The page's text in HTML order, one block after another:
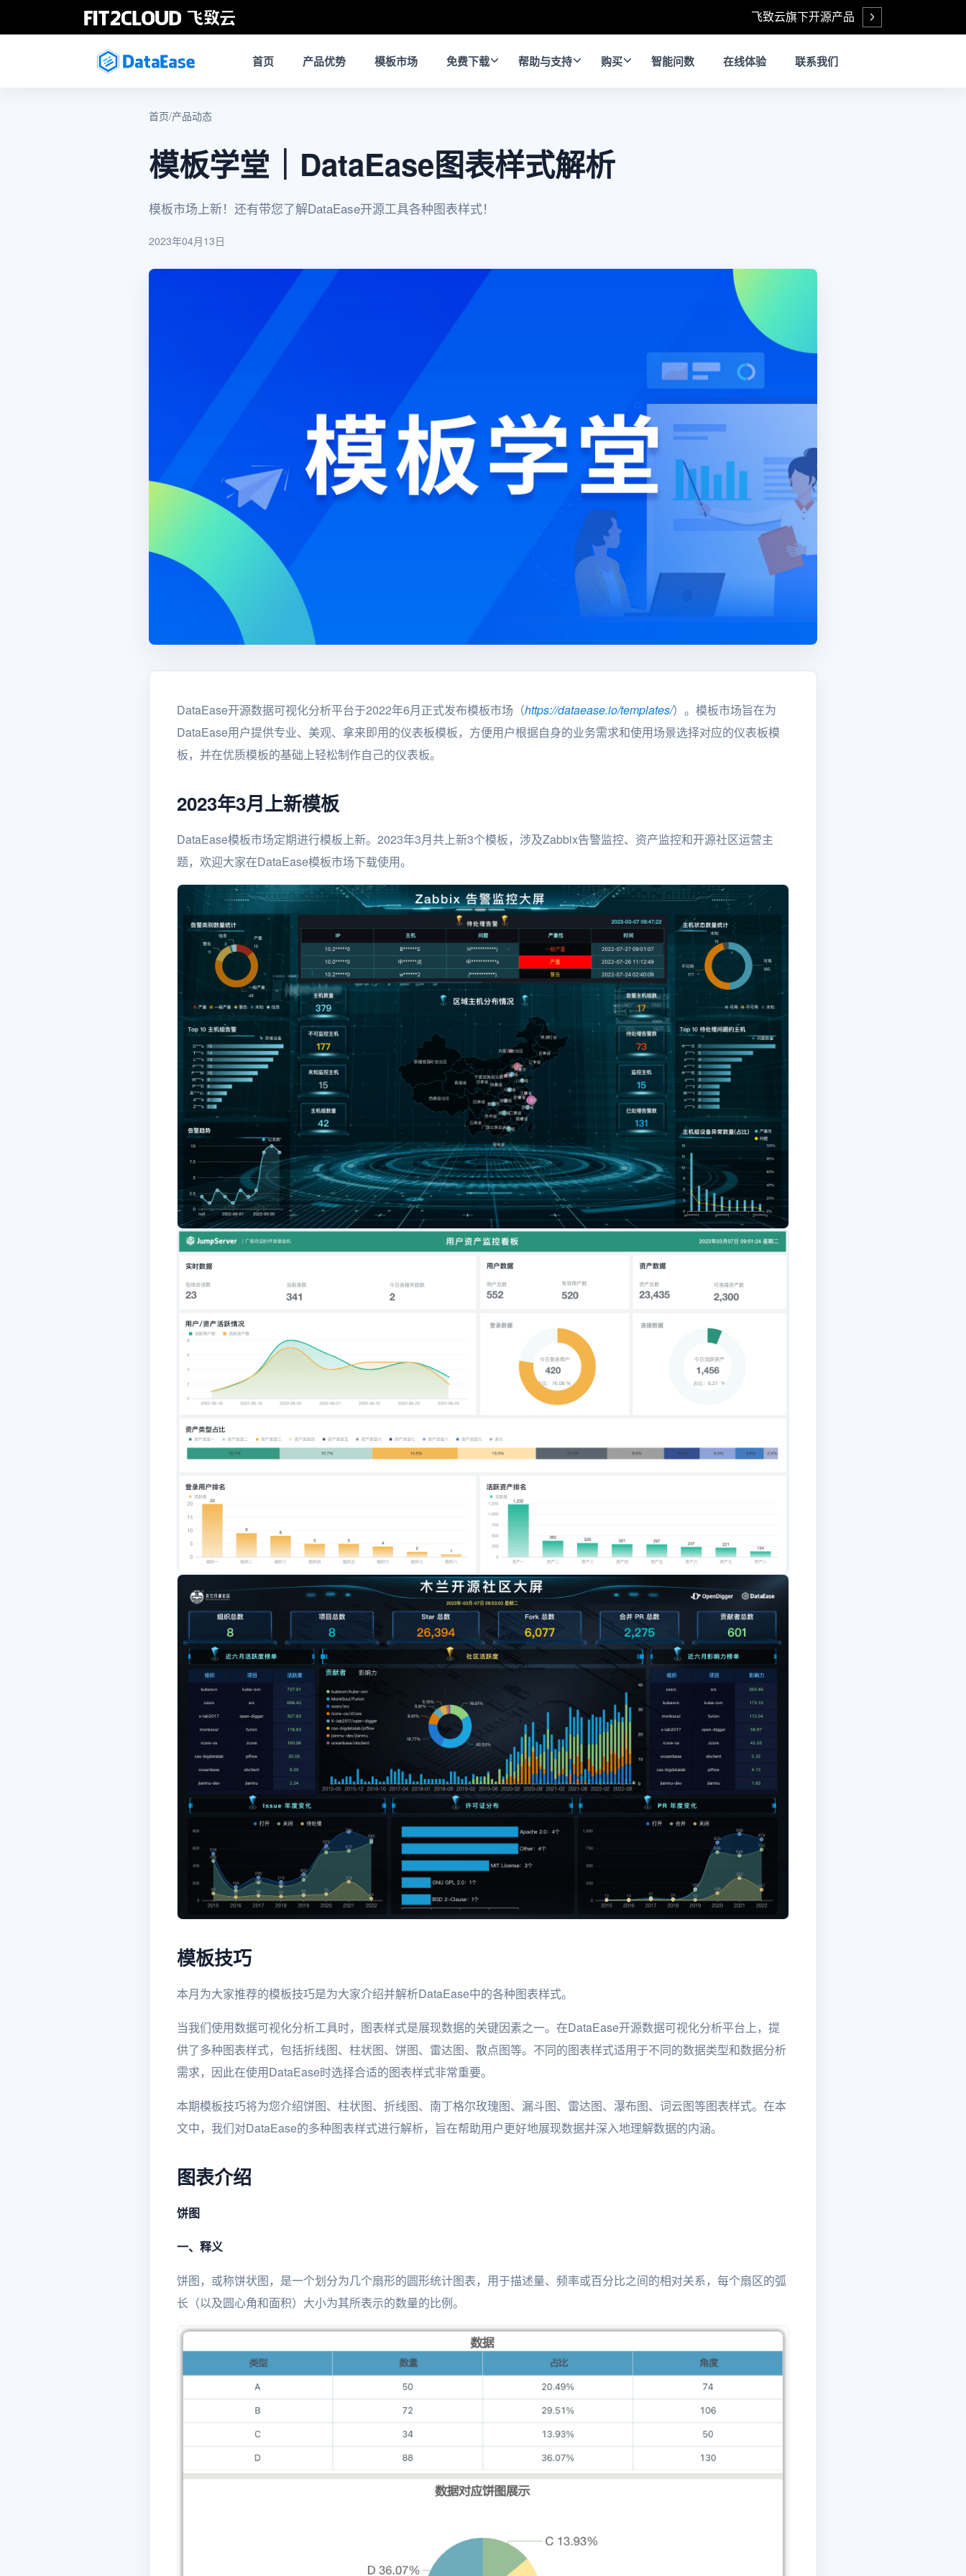
飞致云旗下开源产品
Open
首页 产品优势 模板市场 免费下载 帮助与支持 购买 智能问数 在线体验 联系我们
首页/产品动态
模板学堂｜DataEase图表样式解析
模板市场上新！还有带您了解DataEase开源工具各种图表样式！
2023年04月13日
DataEase开源数据可视化分析平台于2022年6月正式发布模板市场（https://dataease.io/templates/）。模板市场旨在为
DataEase用户提供专业、美观、拿来即用的仪表板模板，方便用户根据自身的业务需求和使用场景选择对应的仪表板模
板，并在优质模板的基础上轻松制作自己的仪表板。
2023年3月上新模板
DataEase模板市场定期进行模板上新。2023年3月共上新3个模板，涉及Zabbix告警监控、资产监控和开源社区运营主
题，欢迎大家在DataEase模板市场下载使用。
模板技巧
本月为大家推荐的模板技巧是为大家介绍并解析DataEase中的各种图表样式。
当我们使用数据可视化分析工具时，图表样式是展现数据的关键因素之一。在DataEase开源数据可视化分析平台上，提
供了多种图表样式，包括折线图、柱状图、饼图、雷达图、散点图等。不同的图表样式适用于不同的数据类型和数据分析
需求，因此在使用DataEase时选择合适的图表样式非常重要。
本期模板技巧将为您介绍饼图、柱状图、折线图、南丁格尔玫瑰图、漏斗图、雷达图、瀑布图、词云图等图表样式。在本
文中，我们对DataEase的多种图表样式进行解析，旨在帮助用户更好地展现数据并深入地理解数据的内涵。
图表介绍
饼图
一、释义
饼图，或称饼状图，是一个划分为几个扇形的圆形统计图表，用于描述量、频率或百分比之间的相对关系，每个扇区的弧
长（以及圆心角和面积）大小为其所表示的数量的比例。